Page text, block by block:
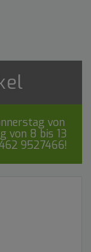
von
von 8 bis 13
9527466!